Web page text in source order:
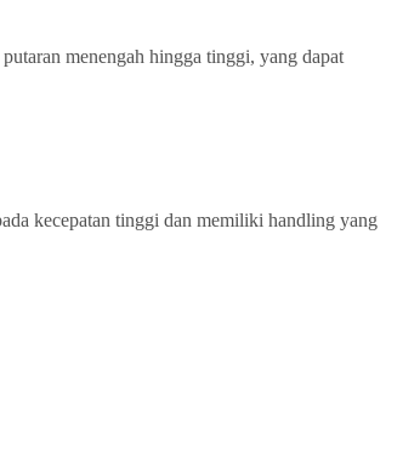
menengah hingga tinggi, yang dapat
kecepatan tinggi dan memiliki handling yang